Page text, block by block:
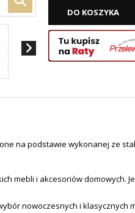
DO KOSZYKA
na podstawie wykonanej ze
mebli i akcesoriów domowych.
nowoczesnych i klasycznych